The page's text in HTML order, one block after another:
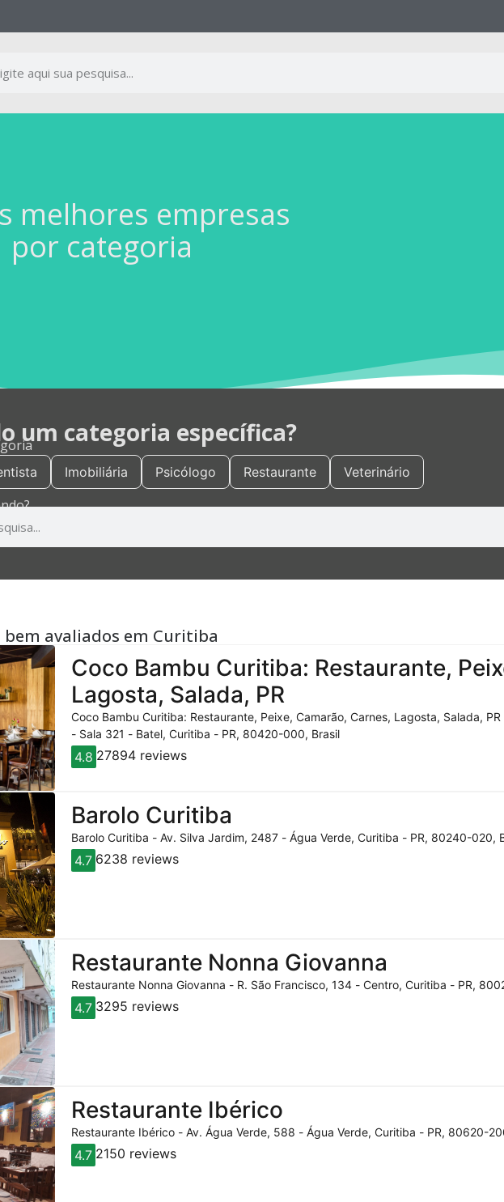
melhores empresas
categoria
um categoria específica?
Imobiliária Psicólogo Restaurante Veterinário
avaliados em Curitiba
Coco Bambu Curitiba: Restaurante,
Lagosta, Salada, PR
Coco Bambu Curitiba: Restaurante, Peixe, Camarão, Carnes, Lagosta, Salada,
- Sala 321 - Batel, Curitiba - PR, 80420-000, Brasil
4.8 27894 reviews
Barolo Curitiba
Barolo Curitiba - Av. Silva Jardim, 2487 - Água Verde, Curitiba - PR, 80240-020,
4.7 6238 reviews
Restaurante Nonna Giovanna
Restaurante Nonna Giovanna - R. São Francisco, 134 - Centro, Curitiba - PR,
4.7 3295 reviews
Restaurante Ibérico
Restaurante Ibérico - Av. Água Verde, 588 - Água Verde, Curitiba - PR, 80620-
4.7 2150 reviews